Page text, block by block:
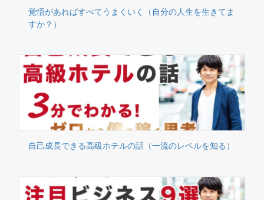
覚悟があればすべてうまくいく（自分の人生を生きてま
すか？）
自己成長できる高級ホテルの話（一流のレベルを知る）